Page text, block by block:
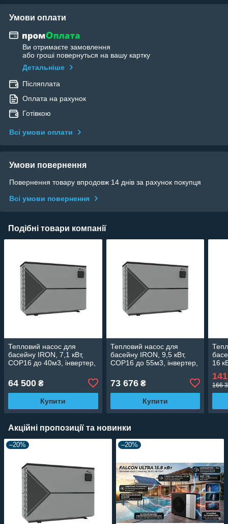
Умови оплати
Ви отримаєте замовлення
або гроші повернуться на вашу картку
Детальніше
Післяплата
Оплата на рахунок
Готівкою
Всі умови оплати
Умови повернення
Повернення товару впродовж 14 днів за рахунок покупця
Всі умови повернення
Подібні товари компанії
Тепловий насос для
басейну IRON, 7,1 кВт,
СОР16 до 40м3, інвертер,
64 500 ₴
Купити
Тепловий насос для
басейну IRON, 9,5 кВт,
СОР16 до 55м3, інвертер,
73 676₴
Купити
16
166
Акційні пропозиції та новинки
–20% –20%